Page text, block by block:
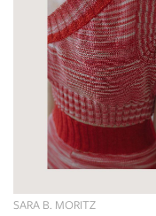
SARA B. MORITZ